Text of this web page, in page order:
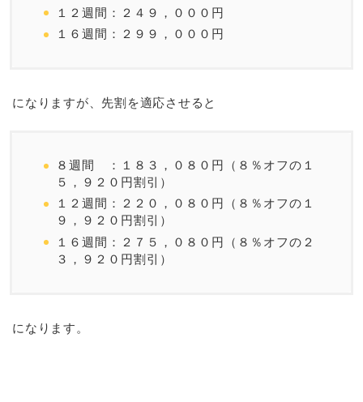
１２週間：２４９，０００円
１６週間：２９９，０００円
になりますが、先割を適応させると
８週間 ：１８３，０８０円（８％オフの１
５，９２０円割引）
１２週間：２２０，０８０円（８％オフの１
９，９２０円割引）
１６週間：２７５，０８０円（８％オフの２
３，９２０円割引）
になります。